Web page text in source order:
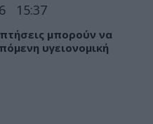
15:37
μπορούν να
υγειονομική